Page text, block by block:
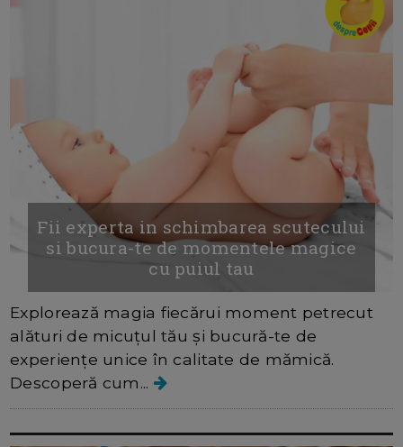
Fii experta in schimbarea scutecului
si bucura-te de momentele magice
cu puiul tau
Explorează magia fiecărui moment petrecut
alături de micuțul tău și bucură-te de
experiențe unice în calitate de mămică.
Descoperă cum...